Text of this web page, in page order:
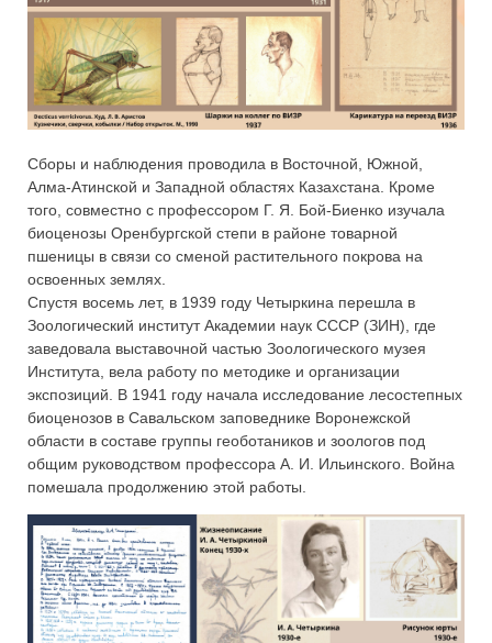
Сборы и наблюдения проводила в Восточной, Южной,
Алма-Атинской и Западной областях Казахстана. Кроме
того, совместно с профессором Г. Я. Бой-Биенко изучала
биоценозы Оренбургской степи в районе товарной
пшеницы в связи со сменой растительного покрова на
освоенных землях.
Спустя восемь лет, в 1939 году Четыркина перешла в
Зоологический институт Академии наук СССР (ЗИН), где
заведовала выставочной частью Зоологического музея
Института, вела работу по методике и организации
экспозиций. В 1941 году начала исследование лесостепных
биоценозов в Савальском заповеднике Воронежской
области в составе группы геоботаников и зоологов под
общим руководством профессора А. И. Ильинского. Война
помешала продолжению этой работы.